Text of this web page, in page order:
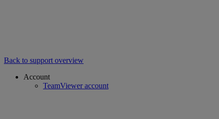
Back to support overview
Account
TeamViewer account